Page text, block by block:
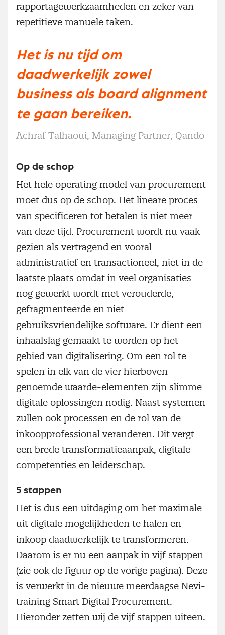
rapportagewerkzaamheden en zeker van
repetitieve manuele taken.
Het is nu tijd om
daadwerkelijk zowel
business als board alignment
te gaan bereiken.
Achraf Talhaoui, Managing Partner, Qando
Op de schop
Het hele operating model van procurement
moet dus op de schop. Het lineare proces
van specificeren tot betalen is niet meer
van deze tijd. Procurement wordt nu vaak
gezien als vertragend en vooral
administratief en transactioneel, niet in de
laatste plaats omdat in veel organisaties
nog gewerkt wordt met verouderde,
gefragmenteerde en niet
gebruiksvriendelijke software. Er dient een
inhaalslag gemaakt te worden op het
gebied van digitalisering. Om een rol te
spelen in elk van de vier hierboven
genoemde waarde-elementen zijn slimme
digitale oplossingen nodig. Naast systemen
zullen ook processen en de rol van de
inkoopprofessional veranderen. Dit vergt
een brede transformatieaanpak, digitale
competenties en leiderschap.
5 stappen
Het is dus een uitdaging om het maximale
uit digitale mogelijkheden te halen en
inkoop daadwerkelijk te transformeren.
Daarom is er nu een aanpak in vijf stappen
(zie ook de figuur op de vorige pagina). Deze
is verwerkt in de nieuwe meerdaagse Nevi-
training Smart Digital Procurement.
Hieronder zetten wij de vijf stappen uiteen.